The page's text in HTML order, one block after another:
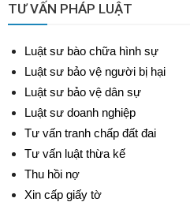
TƯ VẤN PHÁP LUẬT
Luật sư bào chữa hình sự
Luật sư bảo vệ người bị hại
Luật sư bảo vệ dân sự
Luật sư doanh nghiệp
Tư vấn tranh chấp đất đai
Tư vấn luật thừa kế
Thu hồi nợ
Xin cấp giấy tờ